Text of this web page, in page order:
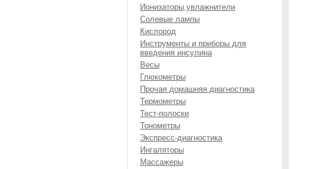
Ионизаторы,увлажнители
Солевые лампы
Кислород
Инструменты и приборы для
введения инсулина
Весы
Глюкометры
Прочая домашняя диагностика
Термометры
Тест-полоски
Тонометры
Экспресс-диагностика
Ингаляторы
Массажеры